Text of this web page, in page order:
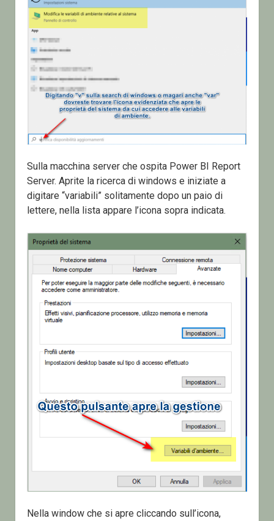
Sulla macchina server che ospita Power BI Report
Server. Aprite la ricerca di windows e iniziate a
digitare “variabili” solitamente dopo un paio di
lettere, nella lista appare l’icona sopra indicata.
Nella window che si apre cliccando sull’icona,